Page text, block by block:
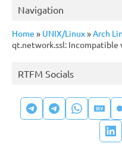
Navigation
Home » UNIX/Linux»Arch
qt.network.ssl: Incompatible
RTFM Socials